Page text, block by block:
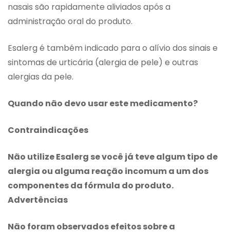
nasais são rapidamente aliviados após a
administração oral do produto.
Esalerg é também indicado para o alívio dos sinais e
sintomas de urticária (alergia de pele) e outras
alergias da pele.
Quando não devo usar este medicamento?
Contraindicações
Não utilize Esalerg se você já teve algum tipo de
alergia ou alguma reação incomum a um dos
componentes da fórmula do produto.
Advertências
Não foram observados efeitos sobre a